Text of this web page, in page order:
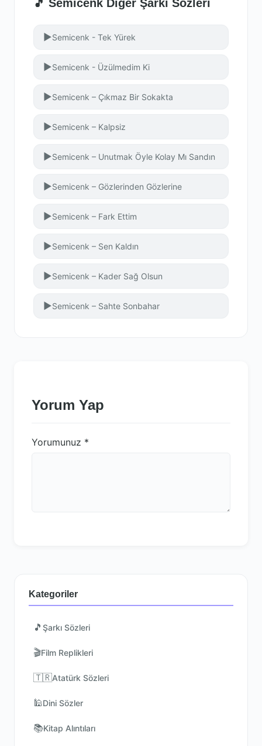
🎵 Semicenk Diğer Şarkı Sözleri
▶Semicenk - Tek Yürek
▶Semicenk - Üzülmedim Ki
▶Semicenk – Çıkmaz Bir Sokakta
▶Semicenk – Kalpsiz
▶Semicenk – Unutmak Öyle Kolay Mı Sandın
▶Semicenk – Gözlerinden Gözlerine
▶Semicenk – Fark Ettim
▶Semicenk – Sen Kaldın
▶Semicenk – Kader Sağ Olsun
▶Semicenk – Sahte Sonbahar
Yorum Yap
Yorumunuz *
Kategoriler
🎵 Şarkı Sözleri
🎬Film Replikleri
🇹🇷Atatürk Sözleri
🕌Dini Sözler
📚Kitap Alıntıları